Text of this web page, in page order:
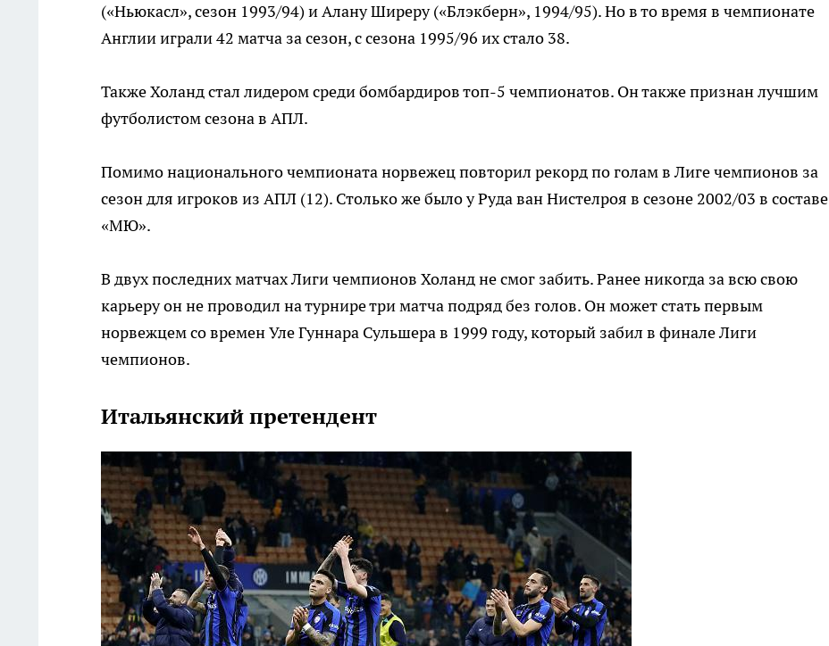
(«Ньюкасл», сезон 1993/94) и Алану Ширеру («Блэкберн», 1994/95). Но в то время в чемпионате
Англии играли 42 матча за сезон, с сезона 1995/96 их стало 38.
Также Холанд стал лидером среди бомбардиров топ-5 чемпионатов. Он также признан лучшим
футболистом сезона в АПЛ.
Помимо национального чемпионата норвежец повторил рекорд по голам в Лиге чемпионов за
сезон для игроков из АПЛ (12). Столько же было у Руда ван Нистелроя в сезоне 2002/03 в составе
«МЮ».
В двух последних матчах Лиги чемпионов Холанд не смог забить. Ранее никогда за всю свою
карьеру он не проводил на турнире три матча подряд без голов. Он может стать первым
норвежцем со времен Уле Гуннара Сульшера в 1999 году, который забил в финале Лиги
чемпионов.
Итальянский претендент